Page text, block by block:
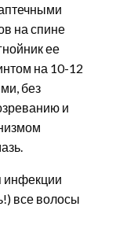
на спине
ее
на 10-12
без
и
инфекции
все волосы